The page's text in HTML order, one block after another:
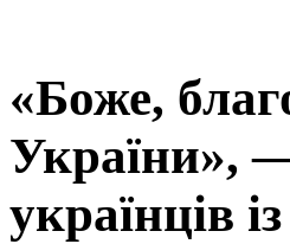
«Боже,
України»,
українців